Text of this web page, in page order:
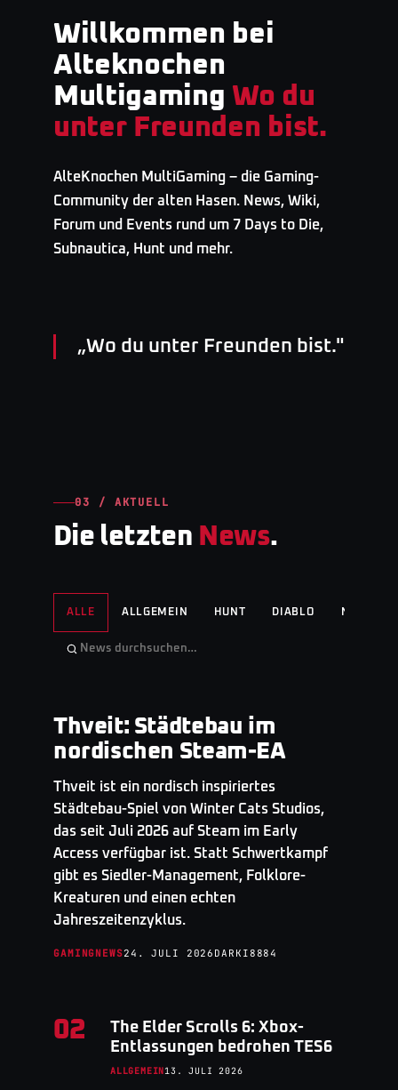
Willkommen bei
Alteknochen
Multigaming Wo du
unter Freunden bist.
AlteKnochen MultiGaming – die Gaming-
Community der alten Hasen. News, Wiki,
Forum und Events rund um 7 Days to Die,
Subnautica, Hunt und mehr.
„Wo du unter Freunden bist."
03 / AKTUELL
Die letzten News.
ALLE ALLGEMEIN HUNT DIABLO NO
GAMINGNEWS· TOP STORY
Thveit: Städtebau im
nordischen Steam-EA
Thveit ist ein nordisch inspiriertes
Städtebau-Spiel von Winter Cats Studios,
das seit Juli 2026 auf Steam im Early
Access verfügbar ist. Statt Schwertkampf
gibt es Siedler-Management, Folklore-
Kreaturen und einen echten
Jahreszeitenzyklus.
GAMINGNEWS24. JULI 2026 DARKI8884
02
The Elder Scrolls 6: Xbox-
Entlassungen bedrohen TES6
ALLGEMEIN13. JULI 2026